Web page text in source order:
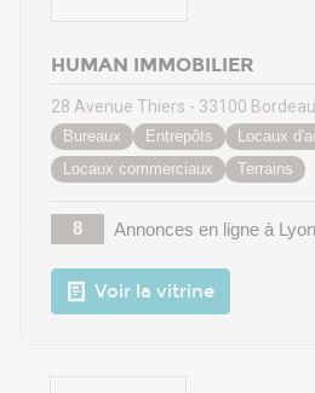
HUMAN IMMOBILIER
28 Avenue Thiers - 33100
Bureaux Entrepôts
Locaux
Locaux commerciaux
Terrains
8 Annonces en ligneà
Voir la vitrine